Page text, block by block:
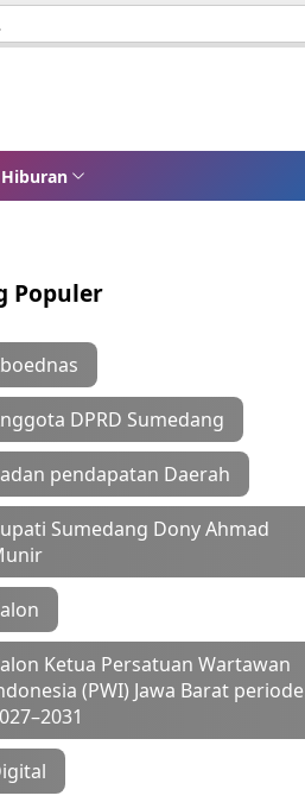
Hiburan
Populer
DPRD Sumedang
pendapatan Daerah
Sumedang Dony Ahmad
Ketua Persatuan Wartawan
(PWI) Jawa Barat periode